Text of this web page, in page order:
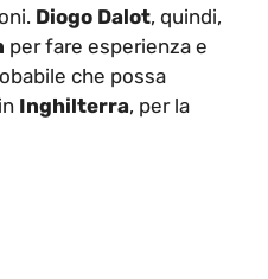
Diogo Dalot, quindi,
per fare esperienza e
che possa
Inghilterra, per la